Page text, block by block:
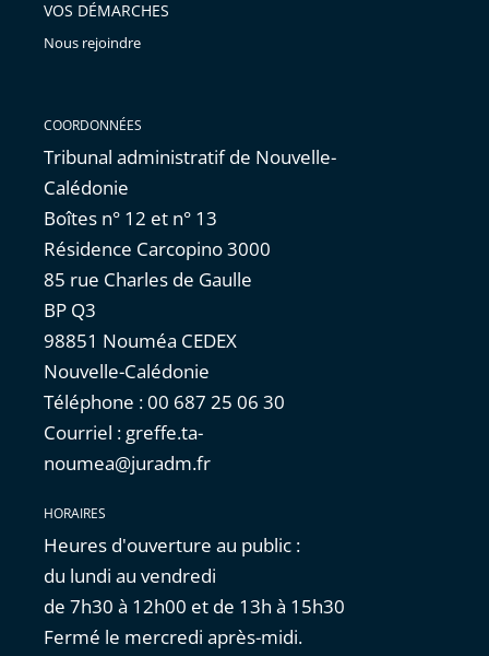
VOS DÉMARCHES
Nous rejoindre
COORDONNÉES
Tribunal administratif de Nouvelle-
Calédonie
Boîtes n° 12 et n° 13
Résidence Carcopino 3000
85 rue Charles de Gaulle
BP Q3
98851 Nouméa CEDEX
Nouvelle-Calédonie
Téléphone : 00 687 25 06 30
Courriel : greffe.ta-
noumea@juradm.fr
HORAIRES
Heures d'ouverture au public :
du lundi au vendredi
de 7h30 à 12h00 et de 13h à 15h30
Fermé le mercredi après-midi.